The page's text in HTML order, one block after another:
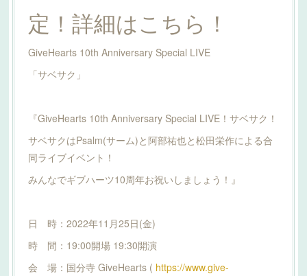
定！詳細はこちら！
GiveHearts 10th Anniversary Special LIVE
「サベサク」
『GiveHearts 10th Anniversary Special LIVE！サベサク！
サベサクはPsalm(サーム)と阿部祐也と松田栄作による合
同ライブイベント！
みんなでギブハーツ10周年お祝いしましょう！』
日 時：2022年11月25日(金)
時 間：19:00開場 19:30開演
会 場：国分寺 GiveHearts ( https://www.give-